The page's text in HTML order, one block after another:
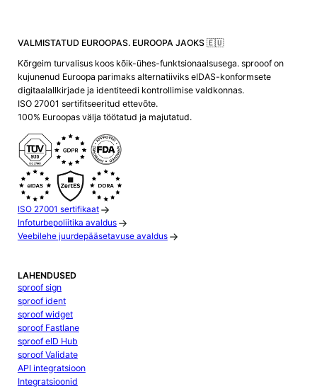
VALMISTATUD EUROOPAS. EUROOPA JAOKS 🇪🇺
Kõrgeim turvalisus koos kõik-ühes-funktsionaalsusega. sprooof on
kujunenud Euroopa parimaks alternatiiviks eIDAS-konformsete
digitaalallkirjade ja identiteedi kontrollimise valdkonnas.
ISO 27001 sertifitseeritud ettevõte.
100% Euroopas välja töötatud ja majutatud.
ISO 27001 sertifikaat
Infoturbepoliitika avaldus
Veebilehe juurdepääsetavuse avaldus
LAHENDUSED
sproof sign
sproof ident
sproof widget
sproof Fastlane
sproof eID Hub
sproof Validate
API integratsioon
Integratsioonid